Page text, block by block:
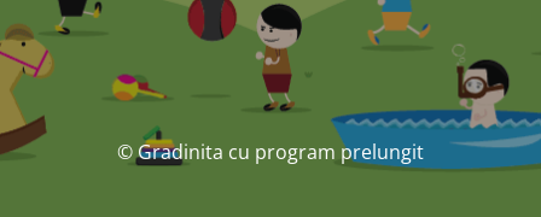
© Gradinita cu program prelungit